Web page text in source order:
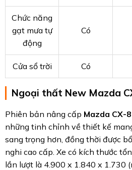
Chức năng
gạt mưa tự
động
Có
Cửa sổ trời Có
Ngoại thất New Mazda
Phiên bản nâng cấp Mazda CX-
những tinh chỉnh về thiết kế
sang trọng hơn, đồng thời được
nghi cao cấp. Xe có kích thước
lần lượt là 4.900 x 1.840 x 1.730